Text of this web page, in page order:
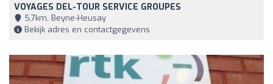
VOYAGES DEL-TOUR SERVICE GROUPES
5,7km, Beyne-Heusay
Bekijk adres en contactgegevens